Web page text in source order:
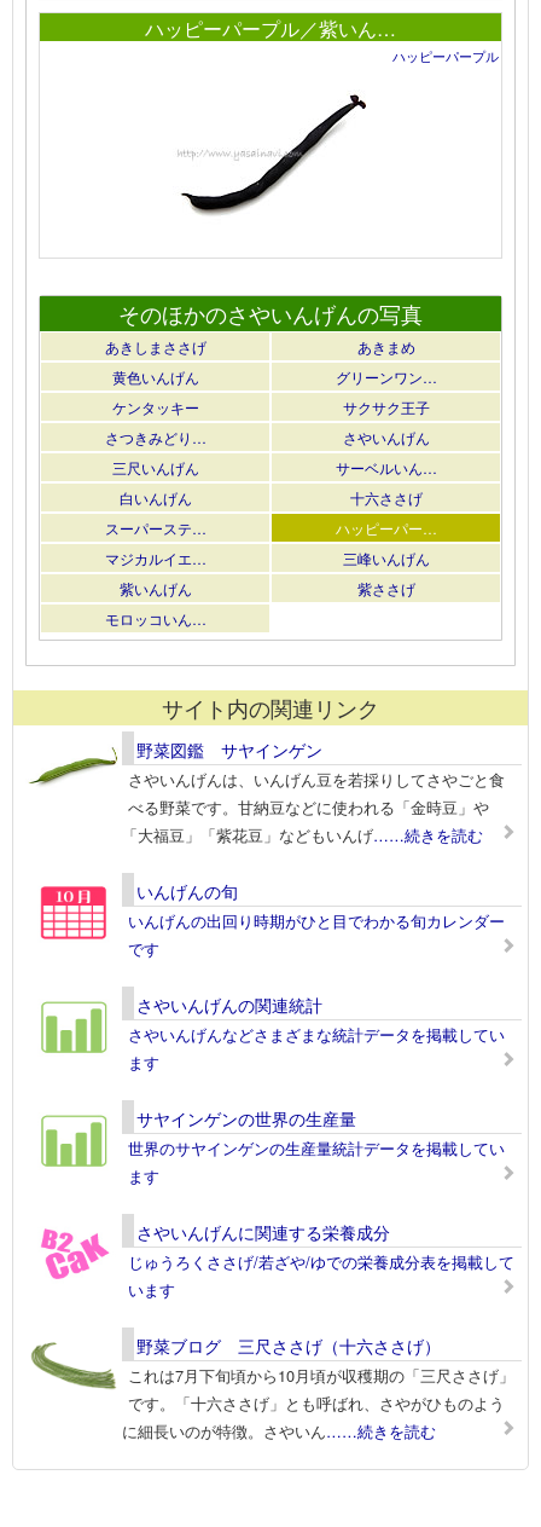
ハッピーパープル／紫いん…
ハッピーパープル
そのほかのさやいんげんの写真
あきしまささげ
あきまめ
黄色いんげん
グリーンワン…
ケンタッキー
サクサク王子
さつきみどり…
さやいんげん
三尺いんげん
サーベルいん…
白いんげん
十六ささげ
スーパーステ…
ハッピーパー…
マジカルイエ…
三峰いんげん
紫いんげん
紫ささげ
モロッコいん…
サイト内の関連リンク
野菜図鑑 サヤインゲン
さやいんげんは、いんげん豆を若採りしてさやごと食
べる野菜です。甘納豆などに使われる「金時豆」や
「大福豆」「紫花豆」などもいんげ……続きを読む
いんげんの旬
いんげんの出回り時期がひと目でわかる旬カレンダー
です
さやいんげんの関連統計
さやいんげんなどさまざまな統計データを掲載してい
ます
サヤインゲンの世界の生産量
世界のサヤインゲンの生産量統計データを掲載してい
ます
さやいんげんに関連する栄養成分
じゅうろくささげ/若ざや/ゆでの栄養成分表を掲載して
います
野菜ブログ 三尺ささげ（十六ささげ）
これは7月下旬頃から10月頃が収穫期の「三尺ささげ」
です。「十六ささげ」とも呼ばれ、さやがひものよう
に細長いのが特徴。さやいん……続きを読む